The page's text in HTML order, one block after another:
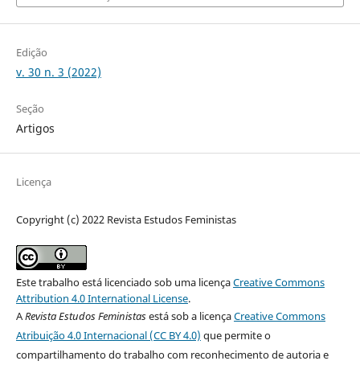
Edição
v. 30 n. 3 (2022)
Seção
Artigos
Licença
Copyright (c) 2022 Revista Estudos Feministas
Este trabalho está licenciado sob uma licençaCreative Commons
Attribution 4.0 International License.
ARevista Estudos Feministasestá sob a licençaCreative Commons
Atribuição 4.0 Internacional (CC BY 4.0) que permite o
compartilhamento do trabalho com reconhecimento de autoria e